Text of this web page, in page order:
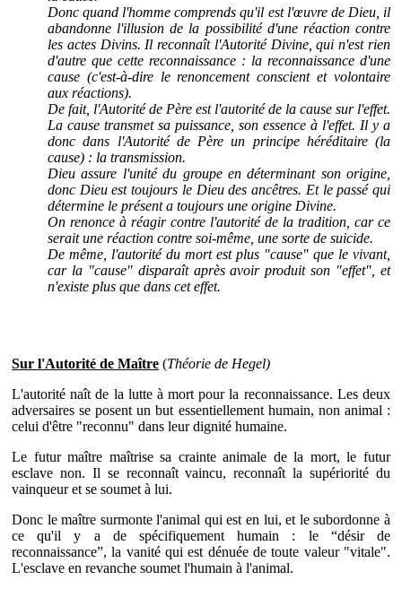
Donc quand l'homme comprends qu'il est l'œuvre de Dieu, il
abandonne l'illusion de la possibilité d'une réaction contre
les actes Divins. Il reconnaît l'Autorité Divine, qui n'est rien
d'autre que cette reconnaissance : la reconnaissance d'une
cause (c'est-à-dire le renoncement conscient et volontaire
aux réactions).
De fait, l'Autorité de Père est l'autorité de la cause sur l'effet.
La cause transmet sa puissance, son essence à l'effet. Il y a
donc dans l'Autorité de Père un principe héréditaire (la
cause) : la transmission.
Dieu assure l'unité du groupe en déterminant son origine,
donc Dieu est toujours le Dieu des ancêtres. Et le passé qui
détermine le présent a toujours une origine Divine.
On renonce à réagir contre l'autorité de la tradition, car ce
serait une réaction contre soi-même, une sorte de suicide.
De même, l'autorité du mort est plus "cause" que le vivant,
car la "cause" disparaît après avoir produit son "effet", et
n'existe plus que dans cet effet.
Sur l'Autorité de Maître (Théorie de Hegel)
L'autorité naît de la lutte à mort pour la reconnaissance. Les deux
adversaires se posent un but essentiellement humain, non animal :
celui d'être "reconnu" dans leur dignité humaine.
Le futur maître maîtrise sa crainte animale de la mort, le futur
esclave non. Il se reconnaît vaincu, reconnaît la supériorité du
vainqueur et se soumet à lui.
Donc le maître surmonte l'animal qui est en lui, et le subordonne à
ce qu'il y a de spécifiquement humain : le “désir de
reconnaissance”, la vanité qui est dénuée de toute valeur "vitale".
L'esclave en revanche soumet l'humain à l'animal.